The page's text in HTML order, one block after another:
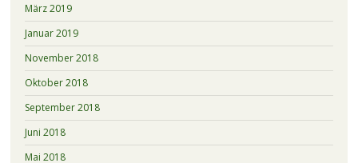
März 2019
Januar 2019
November 2018
Oktober 2018
September 2018
Juni 2018
Mai 2018